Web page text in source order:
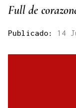
Full de
Publicado: 14